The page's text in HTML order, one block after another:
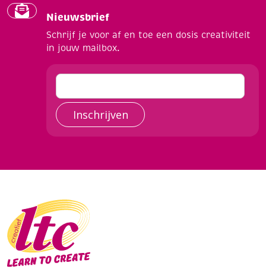
Nieuwsbrief
Schrijf je voor af en toe een dosis creativiteit
in jouw mailbox.
Inschrijven